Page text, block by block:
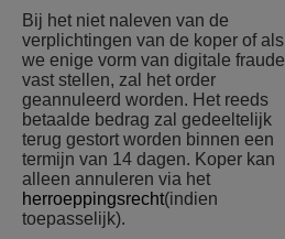
Bij het niet naleven van de
verplichtingen van de koper of als
we enige vorm van digitale fraude
vast stellen, zal het order
geannuleerd worden. Het reeds
betaalde bedrag zal gedeeltelijk
terug gestort worden binnen een
termijn van 14 dagen. Koper kan
alleen annuleren via het
herroeppingsrecht(indien
toepasselijk).